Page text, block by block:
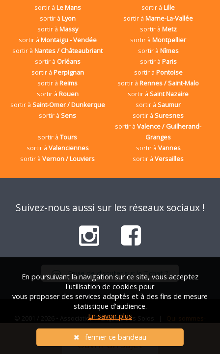
sortir à Le Mans sortir àLille
sortir à Lyon sortir àMarne-La-Vallée
sortir à Massy sortir à Metz
sortir à Montaigu - Vendée sortir àMontpellier
sortir àNantes / Châteaubriant sortir à Nîmes
sortir à Orléans sortir à Paris
sortir à Perpignan sortir à Pontoise
sortir àReims sortir àRennes / Saint-Malo
sortir à Rouen sortir àSaint Nazaire
sortir à Saint-Omer / Dunkerque sortir àSaumur
sortir àSens sortir àSuresnes
sortir àTours
sortir àValence / Guilherand-
Granges
sortir à Valenciennes sortir à Vannes
sortir àVernon / Louviers sortir àVersailles
Suivez-nous aussi sur les réseaux sociaux !
Envie de discuter sur le Tchat ?
© 2001 / 2026 • Association Française des Solos | Qui sommes-
nous ?|FAQ|Mentions légales|Nous contacter
En poursuivant la navigation sur ce site, vous acceptez
l'utilisation de cookies pour
vous proposer des services adaptés et à des fins de mesure
statistique d'audience.
En savoir plus
fermer ce bandeau
Ouvrir un sujet